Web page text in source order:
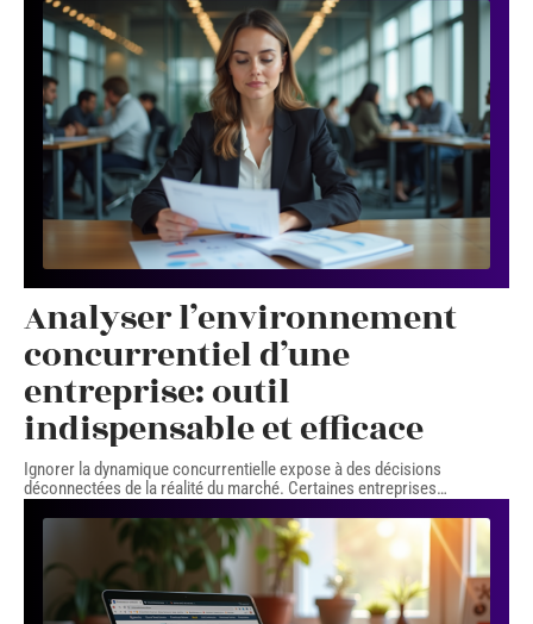
Analyser l’environnement
concurrentiel d’une
entreprise: outil
indispensable et efficace
Ignorer la dynamique concurrentielle expose à des décisions
déconnectées de la réalité du marché. Certaines entreprises…